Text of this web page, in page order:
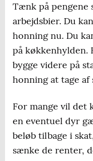
Tænk på pengene
arbejdsbier. Du
honning nu. Du
på køkkenhylden.
bygge videre på
honning at tage af
For mange vil det
en eventuel dyr
beløb tilbage i
sænke de renter,